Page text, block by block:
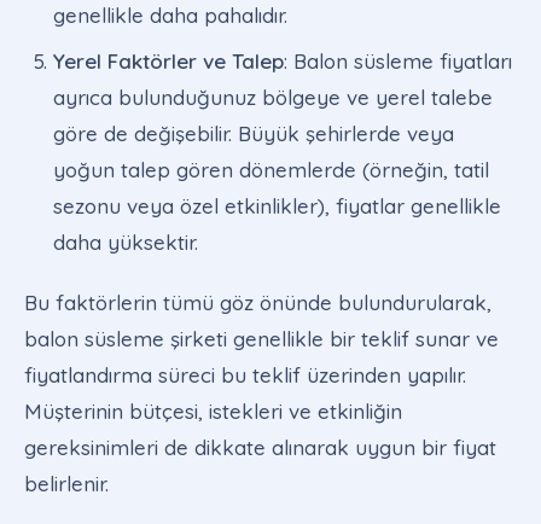
genellikle daha pahalıdır.
Yerel Faktörler ve Talep: Balon süsleme fiyatları
ayrıca bulunduğunuz bölgeye ve yerel talebe
göre de değişebilir. Büyük şehirlerde veya
yoğun talep gören dönemlerde (örneğin, tatil
sezonu veya özel etkinlikler), fiyatlar genellikle
daha yüksektir.
Bu faktörlerin tümü göz önünde bulundurularak,
balon süsleme şirketi genellikle bir teklif sunar ve
fiyatlandırma süreci bu teklif üzerinden yapılır.
Müşterinin bütçesi, istekleri ve etkinliğin
gereksinimleri de dikkate alınarak uygun bir fiyat
belirlenir.